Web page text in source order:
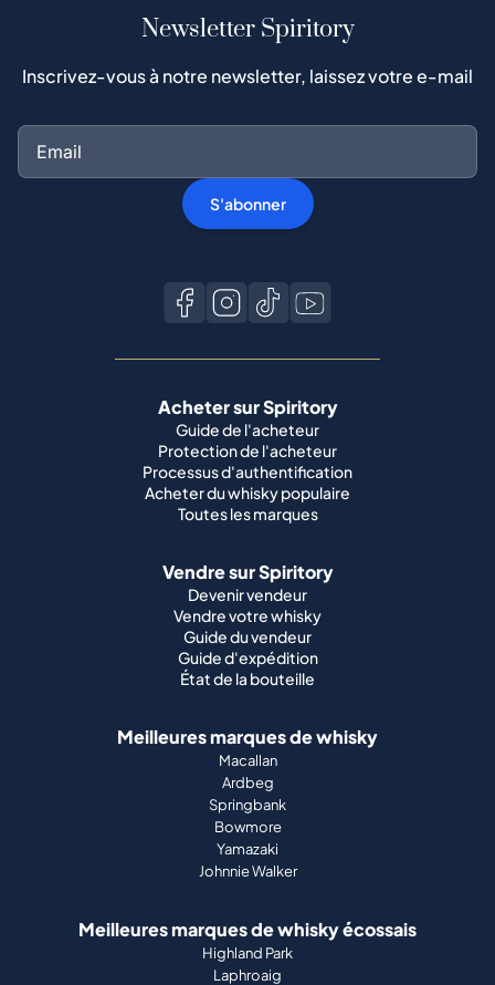
Newsletter Spiritory
Inscrivez-vous à notre newsletter, laissez votre e-mail
S'abonner
Acheter sur Spiritory
Guide de l'acheteur
Protection de l'acheteur
Processus d'authentification
Acheter du whisky populaire
Toutes les marques
Vendre sur Spiritory
Devenir vendeur
Vendre votre whisky
Guide du vendeur
Guide d'expédition
État de la bouteille
Meilleures marques de whisky
Macallan
Ardbeg
Springbank
Bowmore
Yamazaki
Johnnie Walker
Meilleures marques de whisky écossais
Highland Park
Laphroaig